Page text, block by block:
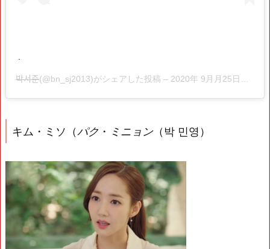
.
박서준(@bn_sj2013)がシェアした投稿 – 2020年 9月月25日午後11時59分PDT
キム・ミソ（パク ・ ミニョン（박 민영）